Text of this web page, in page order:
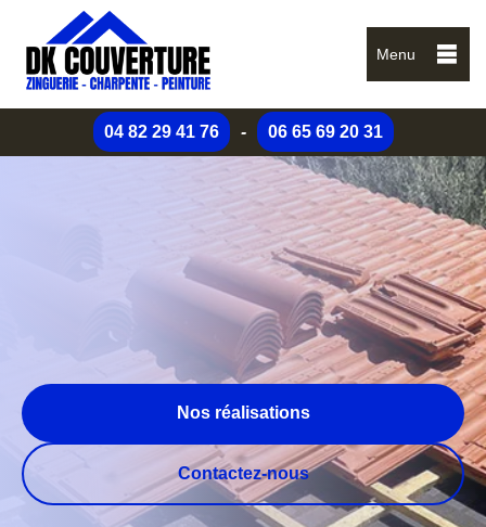
Menu
04 82 29 41 76 - 06 65 69 20 31
Nos réalisations
Contactez-nous